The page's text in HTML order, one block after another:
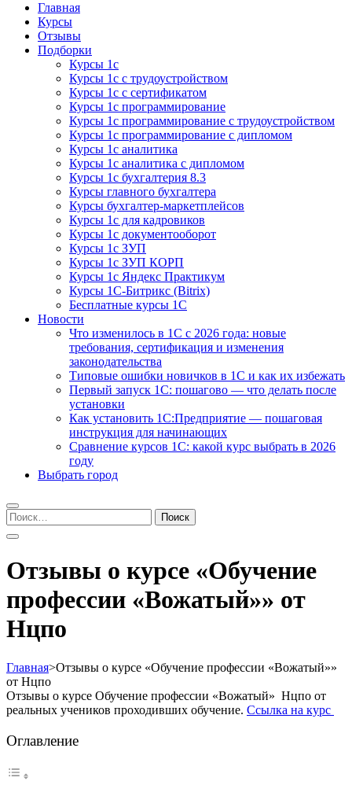
Курсы 1С
Курсы 1С официальная сертификация
Главная
Курсы
Отзывы
Подборки
Курсы 1с
Курсы 1с с трудоустройством
Курсы 1с с сертификатом
Курсы 1с программирование
Курсы 1с программирование с трудоустройством
Курсы 1с программирование с дипломом
Курсы 1с аналитика
Курсы 1с аналитика с дипломом
Курсы 1с бухгалтерия 8.3
Курсы главного бухгалтера
Курсы бухгалтер-маркетплейсов
Курсы 1с для кадровиков
Курсы 1с документооборот
Курсы 1с ЗУП
Курсы 1с ЗУП КОРП
Курсы 1с Яндекс Практикум
Курсы 1С-Битрикс (Bitrix)
Бесплатные курсы 1С
Новости
Что изменилось в 1С с 2026 года: новые
требования, сертификация и изменения
законодательства
Типовые ошибки новичков в 1С и как их избежать
Первый запуск 1С: пошагово — что делать после
установки
Как установить 1С:Предприятие — пошаговая
инструкция для начинающих
Сравнение курсов 1С: какой курс выбрать в 2026
году
Выбрать город
Найти:
Отзывы о курсе «Обучение
профессии «Вожатый»» от
Нцпо
Главная>Отзывы о курсе «Обучение профессии «Вожатый»»
от Нцпо
Отзывы о курсе Обучение профессии «Вожатый» Нцпо от
реальных учеников проходивших обучение. Ссылка на курс
Оглавление